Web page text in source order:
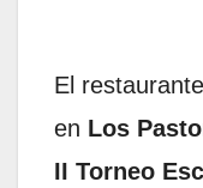
El restaurante
en Los
II Torneo